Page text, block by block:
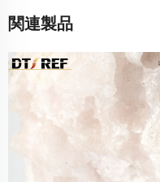
関連製品